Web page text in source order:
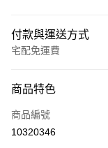
付款與運送方式
宅配免運費
信用卡一次付款
信用卡分期付款
商品特色
商品編號
10320346